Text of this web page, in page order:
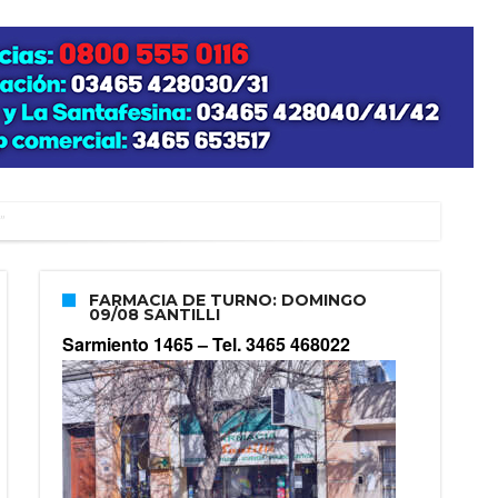
su nacimiento
FARMACIA DE TURNO: DOMINGO
09/08 SANTILLI
Sarmiento 1465 –Tel. 3465 468022